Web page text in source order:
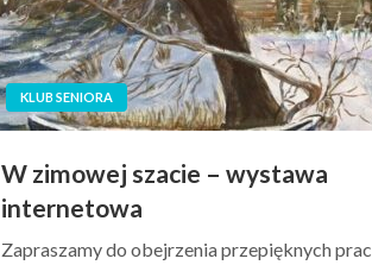
KLUB SENIORA
W zimowej szacie – wystawa
internetowa
Zapraszamy do obejrzenia przepięknych prac